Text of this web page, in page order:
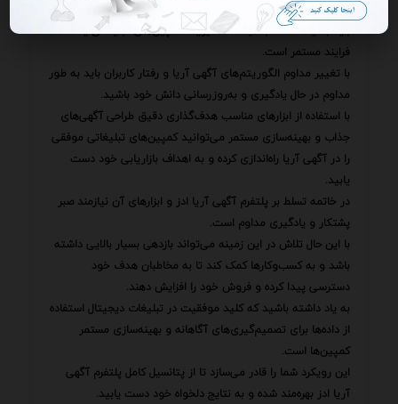
استراتژی خود را تغییر داده و برای بهبود نتایج تلاش کنید.
باید به یاد داشته باشید که مدیریت کمپین‌های تبلیغاتی یک
فرایند مستمر است.
با تغییر مداوم الگوریتم‌های آگهی آریا و رفتار کاربران باید به طور
مداوم در حال یادگیری و به‌روزرسانی دانش خود باشید.
با استفاده از ابزارهای مناسب هدف‌گذاری دقیق طراحی آگهی‌های
جذاب و بهینه‌سازی مستمر می‌توانید کمپین‌های تبلیغاتی موفقی
را در آگهی آریا راه‌اندازی کرده و به اهداف بازاریابی خود دست
یابید.
در خاتمه تسلط بر پلتفرم آگهی آریا ادز و ابزارهای آن نیازمند صبر
پشتکار و یادگیری مداوم است.
با این حال تلاش در این زمینه می‌تواند بازدهی بسیار بالایی داشته
باشد و به کسب‌وکارها کمک کند تا به مخاطبان هدف خود
دسترسی پیدا کرده و فروش خود را افزایش دهند.
به یاد داشته باشید که کلید موفقیت در تبلیغات دیجیتال استفاده
از داده‌ها برای تصمیم‌گیری‌های آگاهانه و بهینه‌سازی مستمر
کمپین‌ها است.
این رویکرد شما را قادر می‌سازد تا از پتانسیل کامل پلتفرم آگهی
آریا ادز بهره‌مند شده و به نتایج دلخواه خود دست یابید.